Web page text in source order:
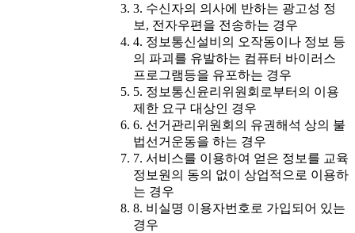
3. 수신자의 의사에 반하는 광고성 정
보, 전자우편을 전송하는 경우
4. 정보통신설비의 오작동이나 정보 등
의 파괴를 유발하는 컴퓨터 바이러스
프로그램등을 유포하는 경우
5. 정보통신윤리위원회로부터의 이용
제한 요구 대상인 경우
6. 선거관리위원회의 유권해석 상의 불
법선거운동을 하는 경우
7. 서비스를 이용하여 얻은 정보를 교육
정보원의 동의 없이 상업적으로 이용하
는 경우
8. 비실명 이용자번호로 가입되어 있는
경우